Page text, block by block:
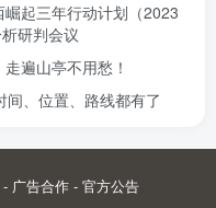
起三年行动计划（2023
研判会议
遍山亭不用愁！
、位置、路线都有了
- 广告合作 - 官方公告